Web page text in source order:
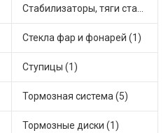
Стабилизаторы, тяги стабилизатора, стойки стабилиз (7)
Стекла фар и фонарей (1)
Ступицы (1)
Тормозная система (5)
Тормозные диски (1)